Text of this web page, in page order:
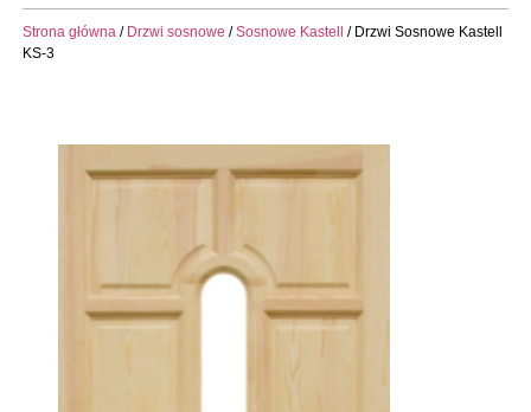
Strona główna/ Drzwi sosnowe /Sosnowe Kastell
/ Drzwi Sosnowe Kastell
KS-3